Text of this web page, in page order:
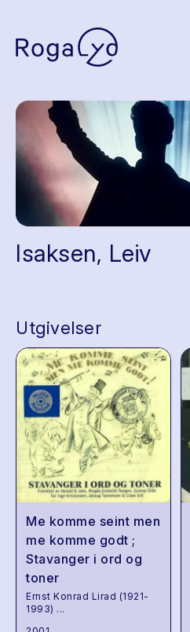
Isaksen, Leiv
Utgivelser
Me komme seint men
me komme godt ;
Stavanger i ord og
toner
Ernst Konrad Lirad (1921-
1993) ...